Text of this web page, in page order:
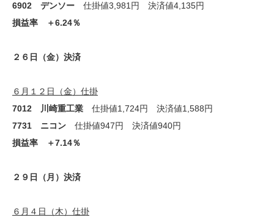
6902 デンソー 仕掛値3,981円 決済値4,135円
損益率 ＋6.24％
２６日（金）決済
６月１２日（金）仕掛
7012 川崎重工業 仕掛値1,724円 決済値1,588円
7731 ニコン 仕掛値947円 決済値940円
損益率 ＋7.14％
２９日（月）決済
６月４日（木）仕掛